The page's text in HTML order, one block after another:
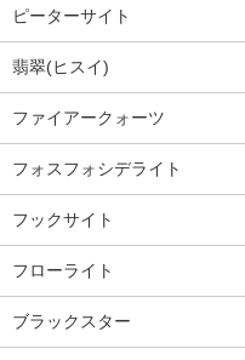
ピーターサイト
翡翠(ヒスイ)
ファイアークォーツ
フォスフォシデライト
フックサイト
フローライト
ブラックスター